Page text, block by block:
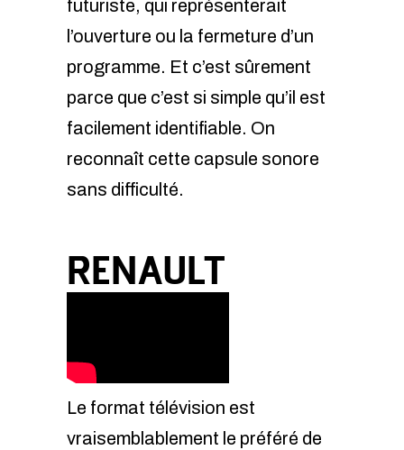
futuriste, qui représenterait
l’ouverture ou la fermeture d’un
programme. Et c’est sûrement
parce que c’est si simple qu’il est
facilement identifiable. On
reconnaît cette capsule sonore
sans difficulté.
RENAULT
Le format télévision est
vraisemblablement le préféré de